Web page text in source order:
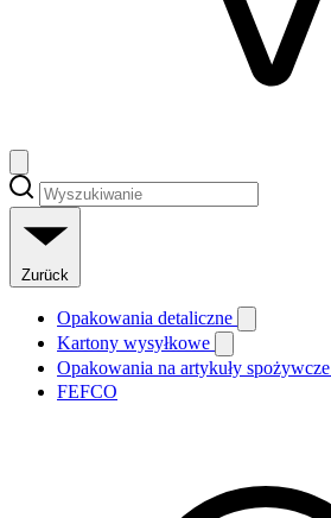
Zurück
Opakowania detaliczne
Kartony wysyłkowe
Opakowania na artykuły spożywcze
FEFCO